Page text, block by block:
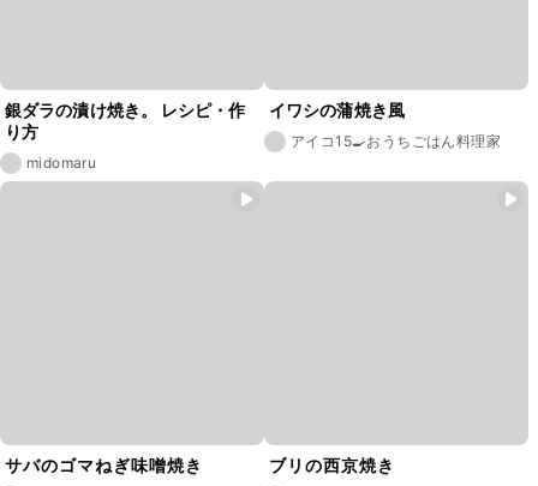
銀ダラの漬け焼き。 レシピ・作
り方
midomaru
イワシの蒲焼き風
アイコ15🍳おうちごはん料理家
サバのゴマねぎ味噌焼き ブリの西京焼き